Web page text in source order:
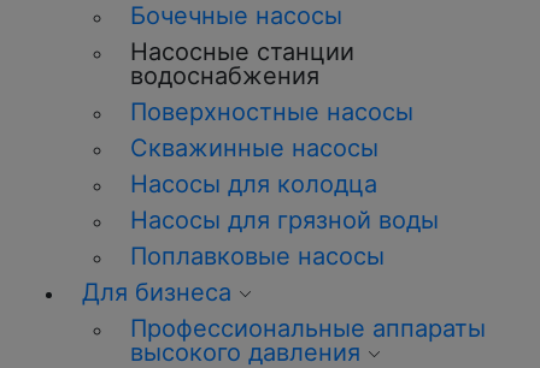
Бочечные насосы
Насосные станции
водоснабжения
Поверхностные насосы
Скважинные насосы
Насосы для колодца
Насосы для грязной воды
Поплавковые насосы
Для бизнеса
Профессиональные аппараты
высокого давления